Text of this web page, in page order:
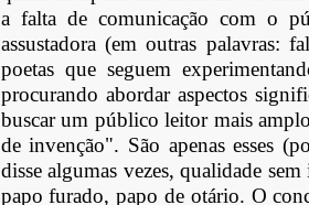
a falta de comunicação com o
assustadora (em outras palavras:
poetas que seguem
procurando abordar aspectos
buscar um público leitor mais
de invenção". São apenas esses
disse algumas vezes, qualidade
papo furado, papo de otário. O